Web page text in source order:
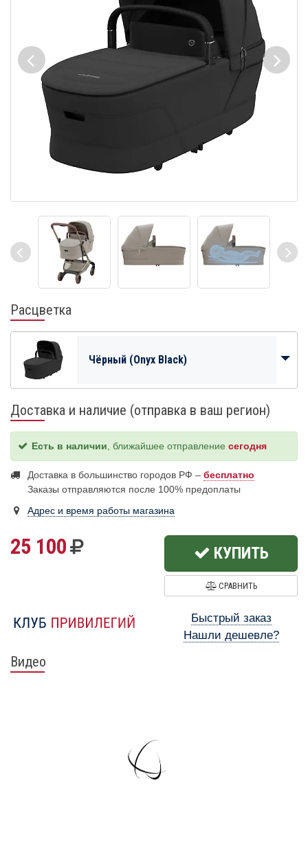
Расцветка
Чёрный (Onyx Black)
Доставка и наличие (отправка в ваш регион)
Есть в наличии , ближайшее отправление сегодня
Доставка в большинство городов РФ – бесплатно
Заказы отправляются после 100% предоплаты
Адрес и время работы магазина
25 100 КУПИТЬ
СРАВНИТЬ
Быстрый заказ
Нашли дешевле?
Видео